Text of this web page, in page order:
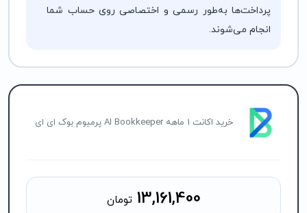
پرداخت‌ها به‌طور رسمی و اختصاصی روی حساب شما
انجام می‌شوند.
خرید اکانت 1 ماهه AI Bookkeeper پرمیوم بوک ای ای
13,161,400 تومان